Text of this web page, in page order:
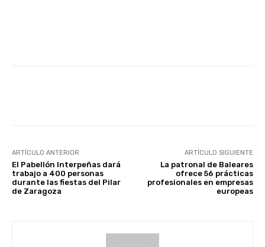
ARTÍCULO ANTERIOR
El Pabellón Interpeñas dará
trabajo a 400 personas
durante las fiestas del Pilar
de Zaragoza
ARTÍCULO SIGUIENTE
La patronal de Baleares
ofrece 56 prácticas
profesionales en empresas
europeas